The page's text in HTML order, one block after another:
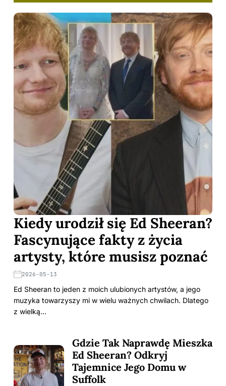
Kiedy urodził się Ed Sheeran?
Fascynujące fakty z życia
artysty, które musisz poznać
2026-05-13
Ed Sheeran to jeden z moich ulubionych artystów, a jego
muzyka towarzyszy mi w wielu ważnych chwilach. Dlatego
z wielką…
Gdzie Tak Naprawdę Mieszka
Ed Sheeran? Odkryj
Tajemnice Jego Domu w
Suffolk